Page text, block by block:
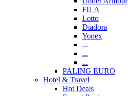
FILA
Lotto
Diadora
Yonex
...
...
...
PALING EURO
Hotel & Travel
Hot Deals